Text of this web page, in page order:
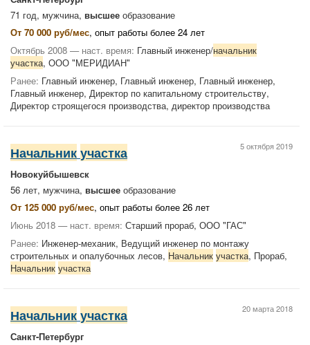
71 год, мужчина, высшее образование
От 70 000 руб/мес, опыт работы более 24 лет
Октябрь 2008 — наст. время: Главный инженер/начальник
участка, ООО "МЕРИДИАН"
Ранее: Главный инженер, Главный инженер, Главный инженер,
Главный инженер, Директор по капитальному строительству,
Директор строящегося производства, директор производства
5 октября 2019
Начальник участка
Новокуйбышевск
56 лет, мужчина, высшее образование
От 125 000 руб/мес, опыт работы более 26 лет
Июнь 2018 — наст. время: Старший прораб, ООО "ГАС"
Ранее: Инженер-механик, Ведущий инженер по монтажу
строительных и опалубочных лесов, Начальник участка, Прораб,
Начальник участка
20 марта 2018
Начальник участка
Санкт-Петербург